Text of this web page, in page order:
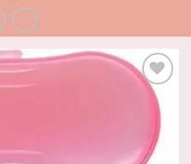
À LA